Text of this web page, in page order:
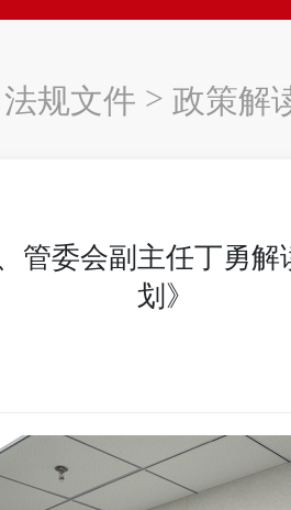
法规文件 > 政策解
管委会副主任丁勇
划》